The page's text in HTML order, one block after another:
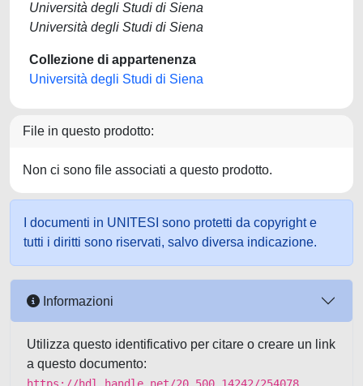
Università degli Studi di Siena
Università degli Studi di Siena
Collezione di appartenenza
Università degli Studi di Siena
File in questo prodotto:
Non ci sono file associati a questo prodotto.
I documenti in UNITESI sono protetti da copyright e
tutti i diritti sono riservati, salvo diversa indicazione.
Informazioni
Utilizza questo identificativo per citare o creare un link
a questo documento: